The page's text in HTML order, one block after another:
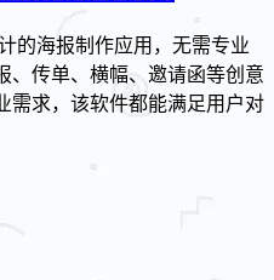
的海报制作应用，无需专业
、传单、横幅、邀请函等创意
需求，该软件都能满足用户对